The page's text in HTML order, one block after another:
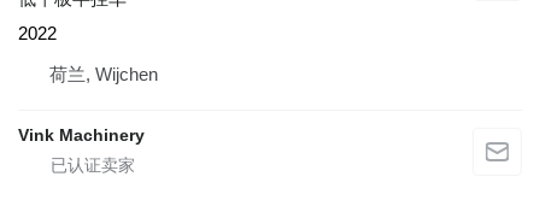
2022
荷兰, Wijchen
Vink Machinery